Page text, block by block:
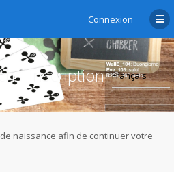
Connexion
- Inscription
naissance afin de continuer votre